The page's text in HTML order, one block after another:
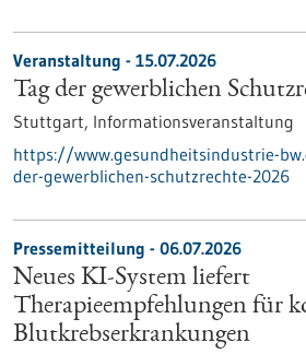
Veranstaltung - 15.07.2026
Tag der gewerblichen
Stuttgart, Informationsveranstaltung
https://www.gesundheitsindustrie-
der-gewerblichen-schutzrechte-2026
Pressemitteilung - 06.07.2026
Neues KI-System liefert
Therapieempfehlungen für
Blutkrebserkrankungen